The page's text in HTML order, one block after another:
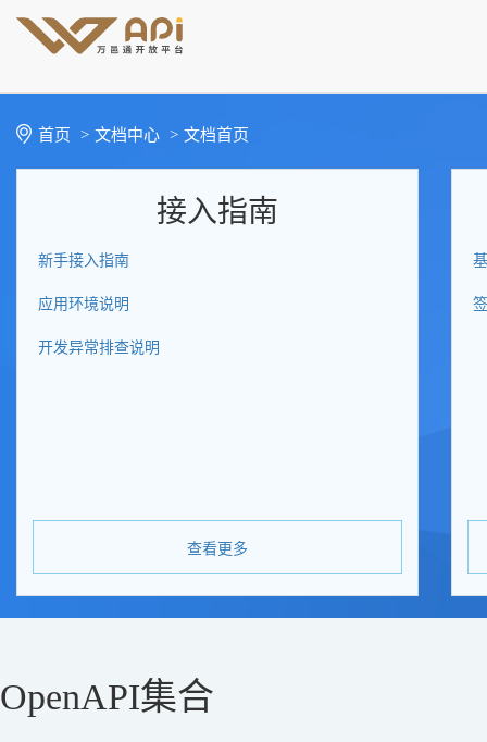
首页 > 文档中心 > 文档首页
接入指南
新手接入指南
应用环境说明
开发异常排查说明
查看更多
OpenAPI集合